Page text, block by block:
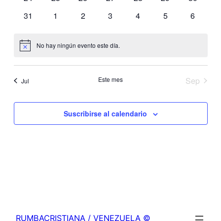
de
0
31
0
1
0
2
0
3
0
4
0
5
0
6
Aviso No hay ningún evento este día.
Jul Este mes Sep
Suscribirse al calendario
RUMBACRISTIANA / VENEZUELA ©